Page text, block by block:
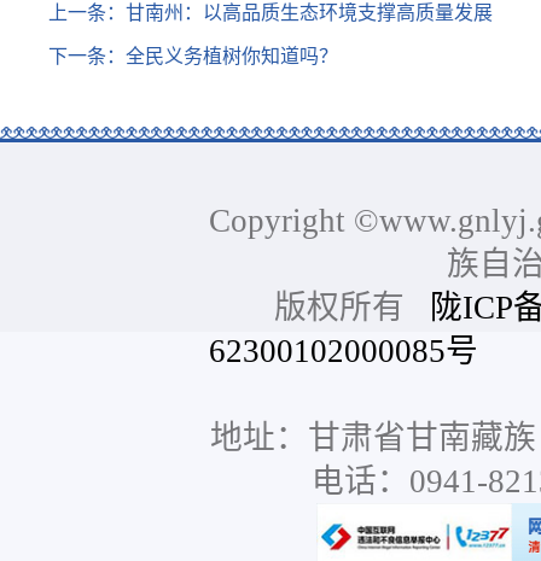
上一条： 甘南州：以高品质生态环境支撑高质量发展
下一条： 全民义务植树你知道吗？
Copyright
族自
版权所有
陇ICP
62300102000085号
地址：甘肃省甘南藏
电话：0941-